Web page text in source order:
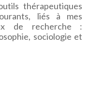
thérapeutiques
liés à mes
de recherche :
sociologie et